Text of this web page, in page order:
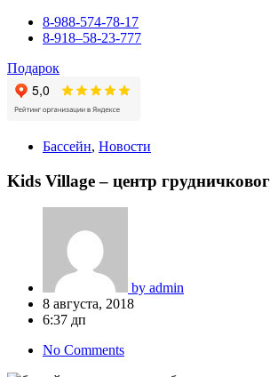
8-988-574-78-17
8-918–58-23-777
Подарок
Бассейн, Новости
Kids Village – центр
by admin
8 августа, 2018
6:37 дп
No Comments